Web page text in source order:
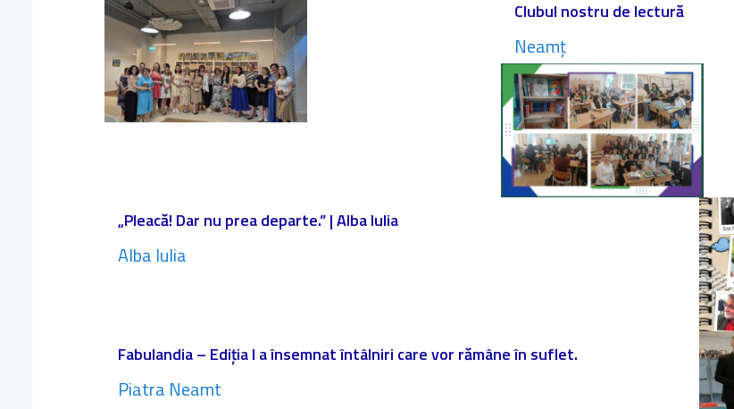
Clubul nostru de lectură
Neamț
„Pleacă! Dar nu prea departe.” | Alba Iulia
Alba Iulia
Fabulandia – Ediția I a însemnat întâlniri care vor rămâne în suflet.
Piatra Neamt